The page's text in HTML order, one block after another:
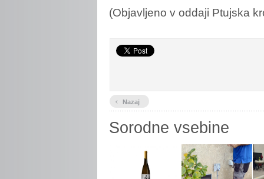
(Objavljeno v oddaji Ptujska
‹ Nazaj
Sorodne vsebine